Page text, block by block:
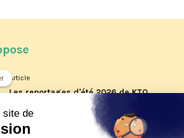
Article
Les reportages d'été 2026 de KTO
Article